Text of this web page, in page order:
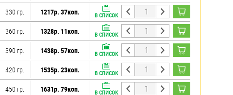
330 гр. 1217р. 37коп. В СПИСОК
360 гр. 1328р. 11коп. В СПИСОК
390 гр. 1438р. 57коп. В СПИСОК
420 гр. 1535р. 23коп. В СПИСОК
450 гр. 1631р. 79коп. В СПИСОК